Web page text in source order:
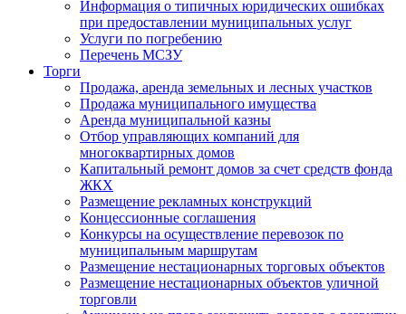
Информация о типичных юридических ошибках
при предоставлении муниципальных услуг
Услуги по погребению
Перечень МСЗУ
Торги
Продажа, аренда земельных и лесных участков
Продажа муниципального имущества
Аренда муниципальной казны
Отбор управляющих компаний для
многоквартирных домов
Капитальный ремонт домов за счет средств фонда
ЖКХ
Размещение рекламных конструкций
Концессионные соглашения
Конкурсы на осуществление перевозок по
муниципальным маршрутам
Размещение нестационарных торговых объектов
Размещение нестационарных объектов уличной
торговли